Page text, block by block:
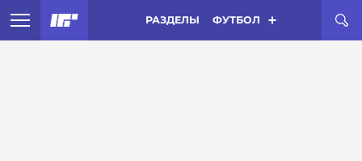
РАЗДЕЛЫ ФУТБОЛ